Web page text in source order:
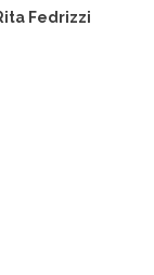
Fedrizzi